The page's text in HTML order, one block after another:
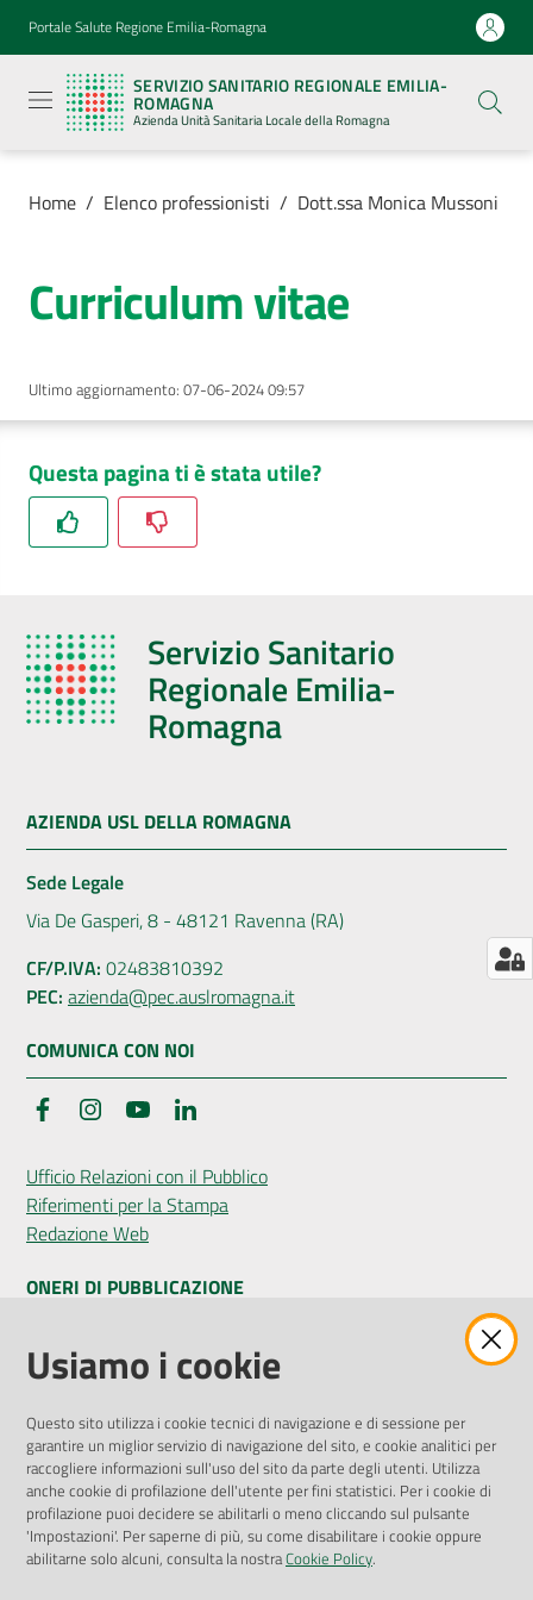
Vai al contenuto
Vai alla navigazione
Vai al footer
Portale Salute Regione Emilia-Romagna
SERVIZIO SANITARIO REGIONALE EMILIA-
ROMAGNA
Azienda Unità Sanitaria Locale della Romagna
Sanitario
Regionale
Emilia-
Romagna
Azienda
Sanitaria
Locale della
Servizi
Luoghi
di
cura
dei
Servizi
Dedicato
Bandi
Concorsi
Seguici
su
Home / Elenco professionisti / Dott.ssa Monica Mussoni
Curriculum vitae
Ultimo aggiornamento: 07-06-2024 09:57
Questa pagina ti è stata utile?
Servizio Sanitario
Regionale Emilia-
Romagna
AZIENDA USL DELLA ROMAGNA
Sede Legale
Via De Gasperi, 8 - 48121 Ravenna (RA)
CF/P.IVA: 02483810392
PEC: azienda@pec.auslromagna.it
COMUNICA CON NOI
FacebookInstagramYouTube
Ufficio Relazioni con il Pubblico
Riferimenti per la Stampa
Redazione Web
ONERI DI PUBBLICAZIONE
Amministrazione Trasparente
Pubblicità legale
Privacy Policy
Attuazione Misure PNRR
Liste di Attesa
ENTI, IMPRESE E PARTNER
Usiamo i cookie
Questo sito utilizza i cookie tecnici di navigazione e di sessione per
garantire un miglior servizio di navigazione del sito, e cookie analitici per
raccogliere informazioni sull'uso del sito da parte degli utenti. Utilizza
anche cookie di profilazione dell'utente per fini statistici. Per i cookie di
profilazione puoi decidere se abilitarli o meno cliccando sul pulsante
'Impostazioni'. Per saperne di più, su come disabilitare i cookie oppure
abilitarne solo alcuni, consulta la nostraCookie Policy.